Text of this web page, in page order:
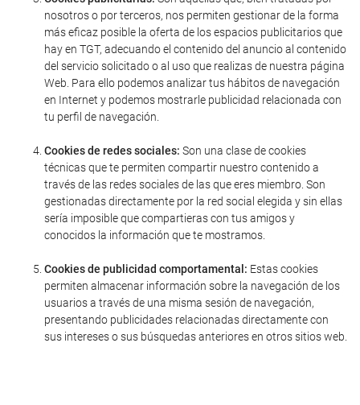
nosotros o por terceros, nos permiten gestionar de la forma
más eficaz posible la oferta de los espacios publicitarios que
hay en TGT, adecuando el contenido del anuncio al contenido
del servicio solicitado o al uso que realizas de nuestra página
Web. Para ello podemos analizar tus hábitos de navegación
en Internet y podemos mostrarle publicidad relacionada con
tu perfil de navegación.
Cookies de redes sociales: Son una clase de cookies
técnicas que te permiten compartir nuestro contenido a
través de las redes sociales de las que eres miembro. Son
gestionadas directamente por la red social elegida y sin ellas
sería imposible que compartieras con tus amigos y
conocidos la información que te mostramos.
Cookies de publicidad comportamental: Estas cookies
permiten almacenar información sobre la navegación de los
usuarios a través de una misma sesión de navegación,
presentando publicidades relacionadas directamente con
sus intereses o sus búsquedas anteriores en otros sitios web.